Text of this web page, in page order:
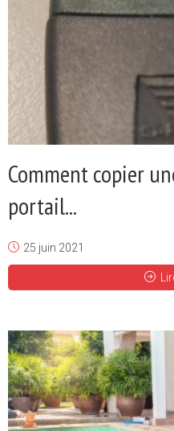
Comment copier
portail...
25 juin 2021